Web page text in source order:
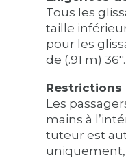
Tous les
taille
pour les
de (.91 m) 36''.
Restrictions
Les
mains à
tuteur est
uniquement,